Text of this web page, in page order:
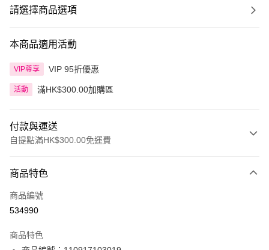
請選擇商品選項
本商品適用活動
VIP尊享 VIP 95折優惠
活動 滿HK$300.00加購區
付款與運送
自提點滿HK$300.00免運費
信用卡
Apple Pay
PayMe
商品特色
商品編號
534990
商品特色